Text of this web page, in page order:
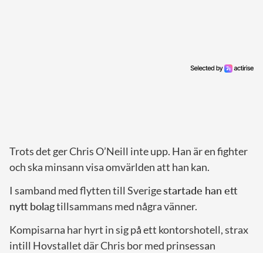
Trots det ger Chris O’Neill inte upp. Han är en fighter
och ska minsann visa omvärlden att han kan.
I samband med flytten till Sverigestartade han ett
nytt bolagtillsammans med några vänner.
Kompisarna har hyrt in sig på ett kontorshotell, strax
intill Hovstallet där Chris bor med prinsessan